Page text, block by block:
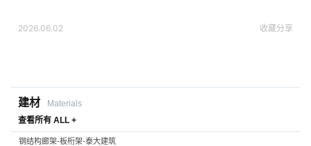
2026.06.02 收藏分享
建材
Materials
查看所有 ALL +
钢结构廊架-板桁架-泰大建筑